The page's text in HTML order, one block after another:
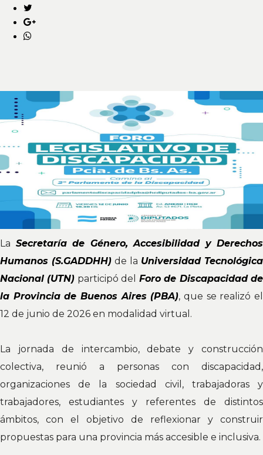
La Secretaría de Género, Accesibilidad y Derechos
Humanos (S.GADDHH) de la Universidad Tecnológica
Nacional (UTN) participó del Foro de Discapacidad de
la Provincia de Buenos Aires (PBA), que se realizó el
12 de junio de 2026 en modalidad virtual.
La jornada de intercambio, debate y construcción
colectiva, reunió a personas con discapacidad,
organizaciones de la sociedad civil, trabajadoras y
trabajadores, estudiantes y referentes de distintos
ámbitos, con el objetivo de reflexionar y construir
propuestas para una provincia más accesible e inclusiva.